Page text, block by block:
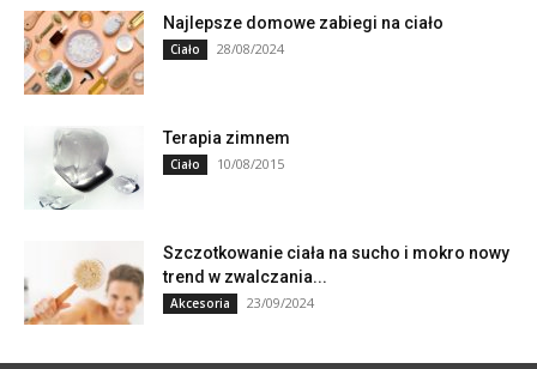
Najlepsze domowe zabiegi na ciało
Ciało 28/08/2024
Terapia zimnem
Ciało 10/08/2015
Szczotkowanie ciała na sucho i mokro nowy
trend w zwalczania...
Akcesoria 23/09/2024